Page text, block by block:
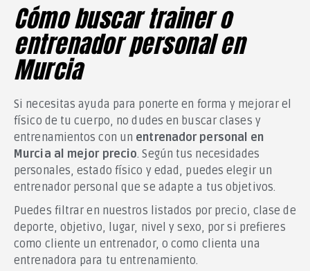
Cómo buscar trainer o
entrenador personal en
Murcia
Si necesitas ayuda para ponerte en forma y mejorar el
físico de tu cuerpo, no dudes en buscar clases y
entrenamientos con un entrenador personal en
Murcia al mejor precio. Según tus necesidades
personales, estado físico y edad, puedes elegir un
entrenador personal que se adapte a tus objetivos.
Puedes filtrar en nuestros listados por precio, clase de
deporte, objetivo, lugar, nivel y sexo, por si prefieres
como cliente un entrenador, o como clienta una
entrenadora para tu entrenamiento.